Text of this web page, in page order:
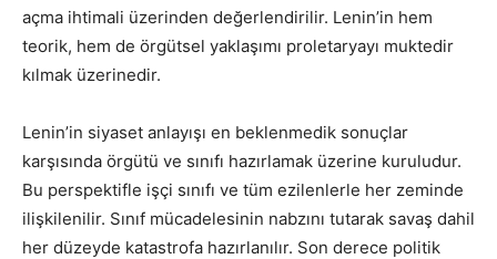
açma ihtimali üzerinden değerlendirilir. Lenin’in hem
teorik, hem de örgütsel yaklaşımı proletaryayı muktedir
kılmak üzerinedir.
Lenin’in siyaset anlayışı en beklenmedik sonuçlar
karşısında örgütü ve sınıfı hazırlamak üzerine kuruludur.
Bu perspektifle işçi sınıfı ve tüm ezilenlerle her zeminde
ilişkilenilir. Sınıf mücadelesinin nabzını tutarak savaş dahil
her düzeyde katastrofa hazırlanılır. Son derece politik